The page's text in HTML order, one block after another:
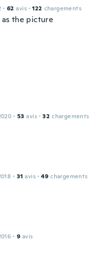
· 62 avis · 122 chargements
the picture
· 53 avis · 32 chargements
· 31 avis · 49 chargements
· 9 avis